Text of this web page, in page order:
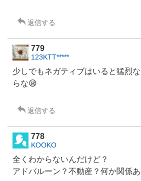
返信する
779
123KTT*****
少しでもネガティブはいると猛烈
らな😪
返信する
778
KOOKO
全くわからないんだけど？
アドバルーン？ 不動産 ？何か関係